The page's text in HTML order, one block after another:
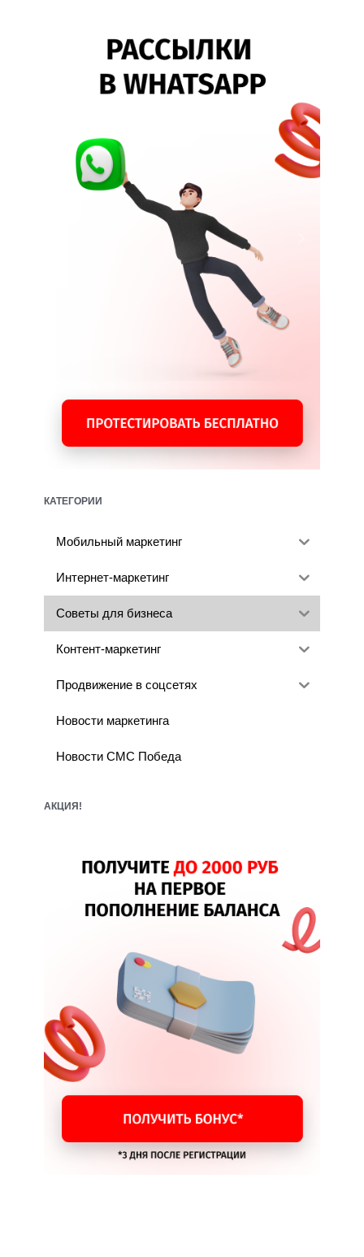
КАТЕГОРИИ
Мобильный маркетинг
Интернет-маркетинг
Советы для бизнеса
Контент-маркетинг
Продвижение в соцсетях
Новости маркетинга
Новости СМС Победа
АКЦИЯ!